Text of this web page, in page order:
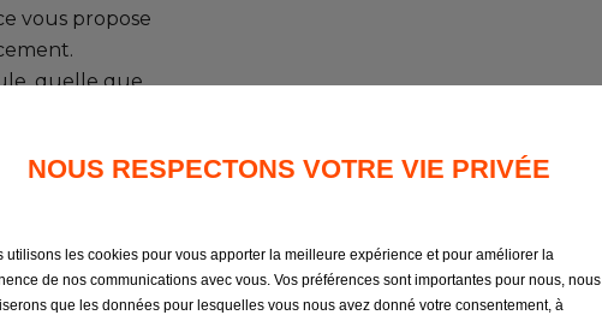
vous propose
quelle que
importantes
circuit de
équipé
NOUS RESPECTONS VOTRE VIE PRIVÉE
utilisons les cookies pour vous apporter la meilleure expérience et pour améliorer la
de nos communications avec vous. Vos préférences sont importantes pour nous, nous
que les données pour lesquelles vous nous avez donné votre consentement, à